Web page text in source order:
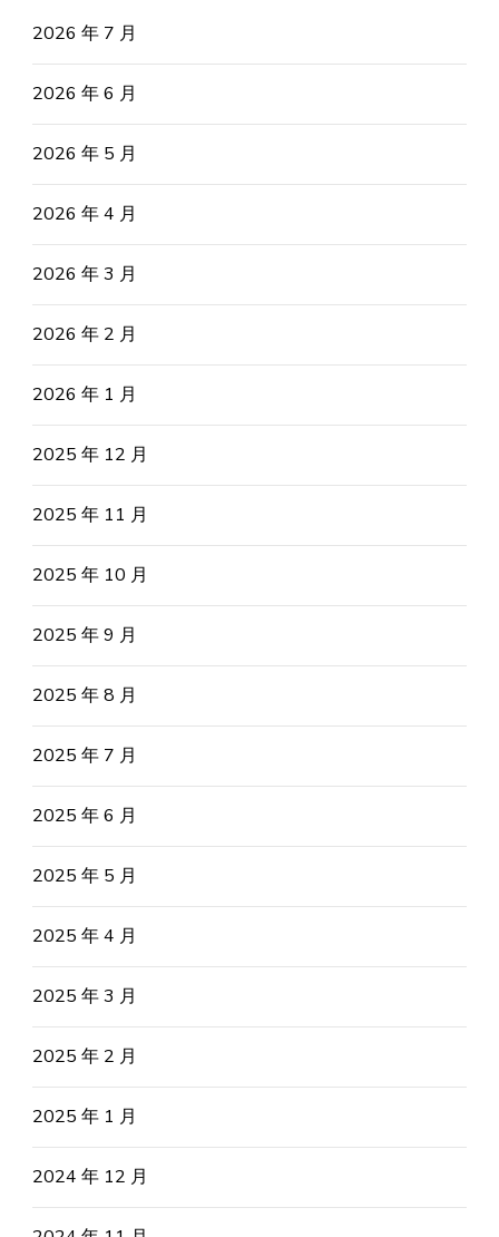
2026 年 7 月
2026 年 6 月
2026 年 5 月
2026 年 4 月
2026 年 3 月
2026 年 2 月
2026 年 1 月
2025 年 12 月
2025 年 11 月
2025 年 10 月
2025 年 9 月
2025 年 8 月
2025 年 7 月
2025 年 6 月
2025 年 5 月
2025 年 4 月
2025 年 3 月
2025 年 2 月
2025 年 1 月
2024 年 12 月